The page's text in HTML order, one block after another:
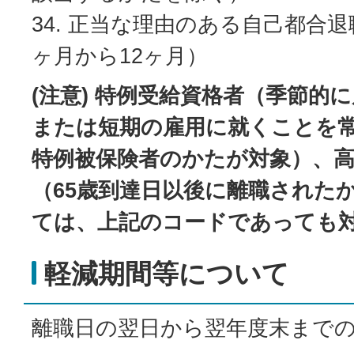
34. 正当な理由のある自己都合
ヶ月から12ヶ月）
(注意) 特例受給資格者（季節的
または短期の雇用に就くことを
特例被保険者のかたが対象）、
（65歳到達日以後に離職された
ては、上記のコードであっても
軽減期間等について
離職日の翌日から翌年度末まで